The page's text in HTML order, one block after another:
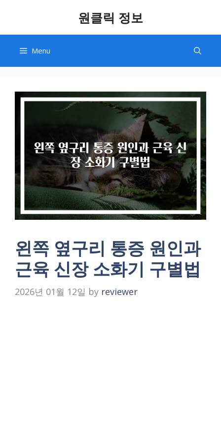
content
원클릭 정보
Menu
왼쪽 옆구리 통증 원인과
근육 신장 소화기 구별법
2026년 01월 12일 by reviewer